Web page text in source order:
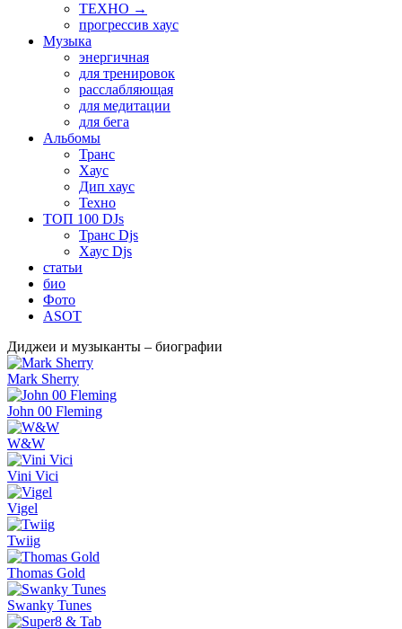
ТЕХНО →
прогрессив хаус
Музыка
энергичная
для тренировок
расслабляющая
для медитации
для бега
Альбомы
Транс
Хаус
Дип хаус
Техно
ТОП 100 DJs
Транс Djs
Хаус Djs
статьи
био
Фото
ASOT
Диджеи и музыканты – биографии
Mark Sherry
John 00 Fleming
W&W
Vini Vici
Vigel
Twiig
Thomas Gold
Swanky Tunes